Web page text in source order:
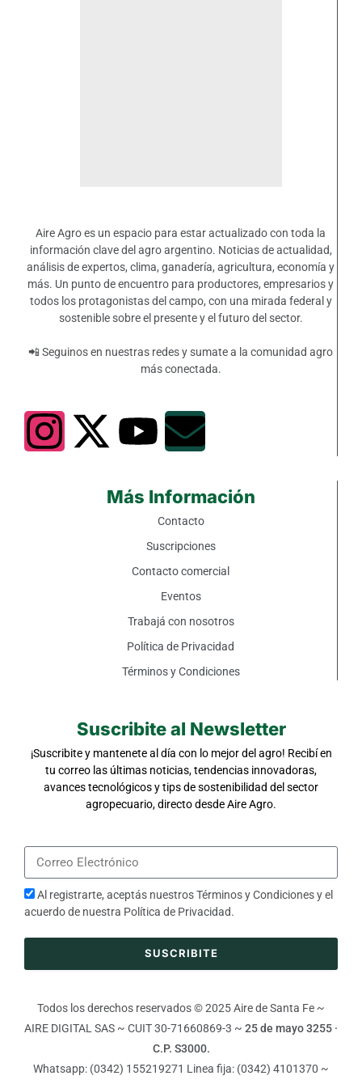
Aire Agro es un espacio para estar actualizado con toda la
información clave del agro argentino. Noticias de actualidad,
análisis de expertos, clima, ganadería, agricultura, economía y
más. Un punto de encuentro para productores, empresarios y
todos los protagonistas del campo, con una mirada federal y
sostenible sobre el presente y el futuro del sector.
📲 Seguinos en nuestras redes y sumate a la comunidad agro
más conectada.
Más Información
Contacto
Suscripciones
Contacto comercial
Eventos
Trabajá con nosotros
Política de Privacidad
Términos y Condiciones
Suscribite al Newsletter
¡Suscribite y mantenete al día con lo mejor del agro! Recibí en
tu correo las últimas noticias, tendencias innovadoras,
avances tecnológicos y tips de sostenibilidad del sector
agropecuario, directo desde Aire Agro.
Al registrarte, aceptás nuestrosTérminos y Condicionesy el
acuerdo de nuestra Política de Privacidad.
SUSCRIBITE
Todos los derechos reservados © 2025 Aire de Santa Fe ~
AIRE DIGITAL SAS ~ CUIT 30-71660869-3 ~ 25 de mayo 3255 ·
C.P. S3000.
Whatsapp: (0342) 155219271 Linea fija: (0342) 4101370 ~